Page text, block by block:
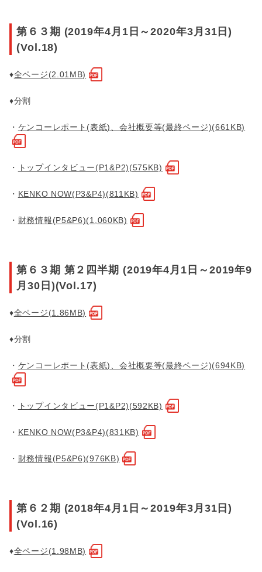
第６３期 (2019年4月1日～2020年3月31日)
(Vol.18)
♦全ページ(2.01MB)
♦分割
・ ケンコーレポート(表紙)、会社概要等(最終ページ)(661KB)
・ トップインタビュー(P1&P2)(575KB)
・ KENKO NOW(P3&P4)(811KB)
・ 財務情報(P5&P6)(1,060KB)
第６３期 第２四半期 (2019年4月1日～2019年9
月30日)(Vol.17)
♦全ページ(1.86MB)
♦分割
・ ケンコーレポート(表紙)、会社概要等(最終ページ)(694KB)
・ トップインタビュー(P1&P2)(592KB)
・ KENKO NOW(P3&P4)(831KB)
・ 財務情報(P5&P6)(976KB)
第６２期 (2018年4月1日～2019年3月31日)
(Vol.16)
♦全ページ(1.98MB)